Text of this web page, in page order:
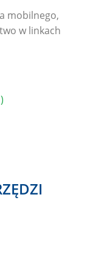
mobilnego,
w linkach